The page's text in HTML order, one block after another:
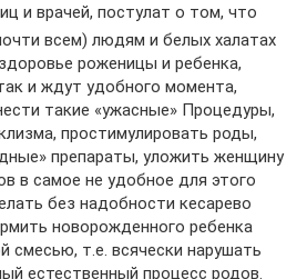
и врачей, постулат о том, что
всем) людям и белых халатах
роженицы и ребенка,
и ждут удобного момента,
такие «ужасные» Процедуры,
простимулировать роды,
препараты, уложить женщину
в самое не удобное для этого
без надобности кесарево
новорожденного ребенка
смесью, т.е. всячески нарушать
естественный процесс родов.